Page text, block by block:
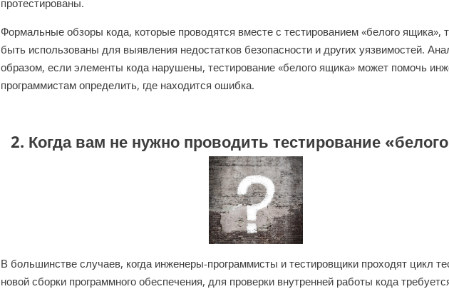
протестированы.
Формальные обзоры кода, которые проводятся вместе с тестированием «белого ящика»,
быть использованы для выявления недостатков безопасности и других уязвимостей.
образом, если элементы кода нарушены, тестирование «белого ящика» может помочь
программистам определить, где находится ошибка.
2. Когда вам не нужно проводить тестирование
В большинстве случаев, когда инженеры-программисты и тестировщики проходят цикл
новой сборки программного обеспечения, для проверки внутренней работы кода